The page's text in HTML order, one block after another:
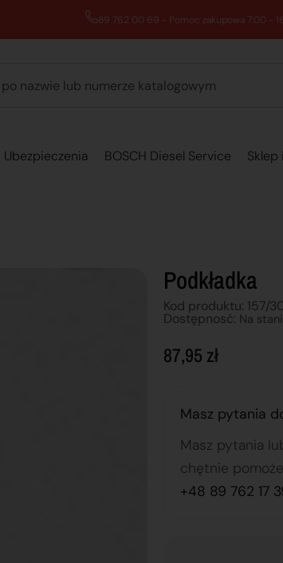
89 762 00 69 - Pomoc zakupowa 7:00 - 16:00
Ubezpieczenia BOSCH Diesel Service
Podkładka
Kod produktu: 157/
Dostępnosć: Na
87,95 zł
Masz pytania
Masz pytania
chętnie
+48 89 762 17